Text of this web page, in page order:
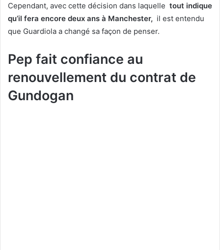
Cependant, avec cette décision dans laquelle tout indique
qu’il fera encore deux ans à Manchester, il est entendu
que Guardiola a changé sa façon de penser.
Pep fait confiance au
renouvellement du contrat de
Gundogan